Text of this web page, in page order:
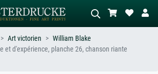
Art victorien
William Blake
et d'expérience, planche 26, chanson riante